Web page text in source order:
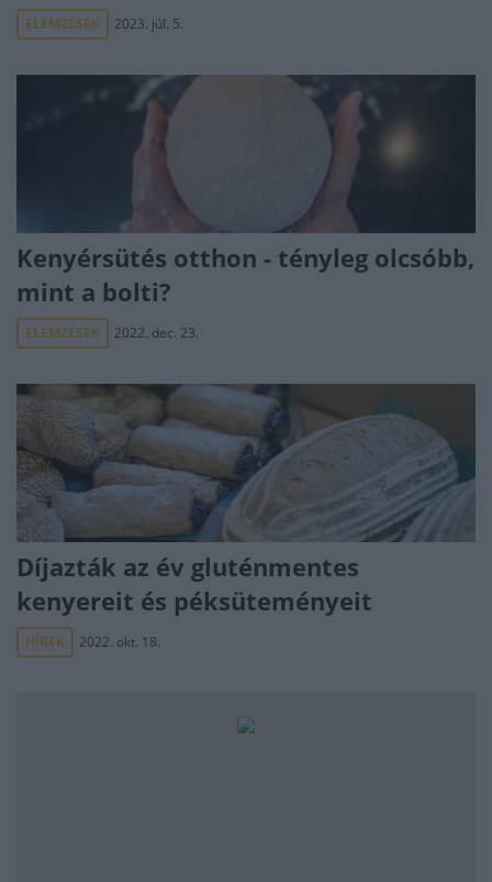
ELEMZÉSEK 2023. júl. 5.
Kenyérsütés otthon - tényleg olcsóbb,
mint a bolti?
ELEMZÉSEK 2022. dec. 23.
Díjazták az év gluténmentes
kenyereit és péksüteményeit
HÍREK 2022. okt. 18.